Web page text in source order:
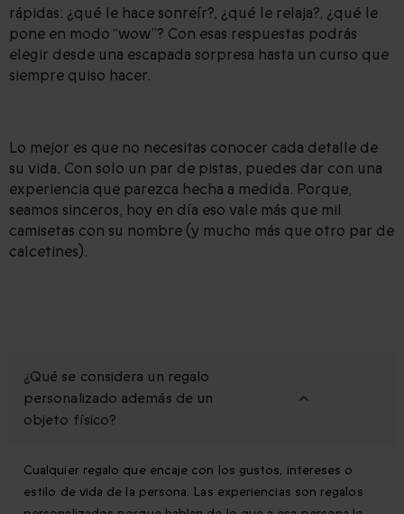
rápidas: ¿qué le hace sonreír?, ¿qué le relaja?, ¿qué le
pone en modo “wow”? Con esas respuestas podrás
elegir desde una escapada sorpresa hasta un curso que
siempre quiso hacer.
Lo mejor es que no necesitas conocer cada detalle de
su vida. Con solo un par de pistas, puedes dar con una
experiencia que parezca hecha a medida. Porque,
seamos sinceros, hoy en día eso vale más que mil
camisetas con su nombre (y mucho más que otro par de
calcetines).
¿Qué se considera un regalo
personalizado además de un
objeto físico?
Cualquier regalo que encaje con los gustos, intereses o
estilo de vida de la persona. Las experiencias son regalos